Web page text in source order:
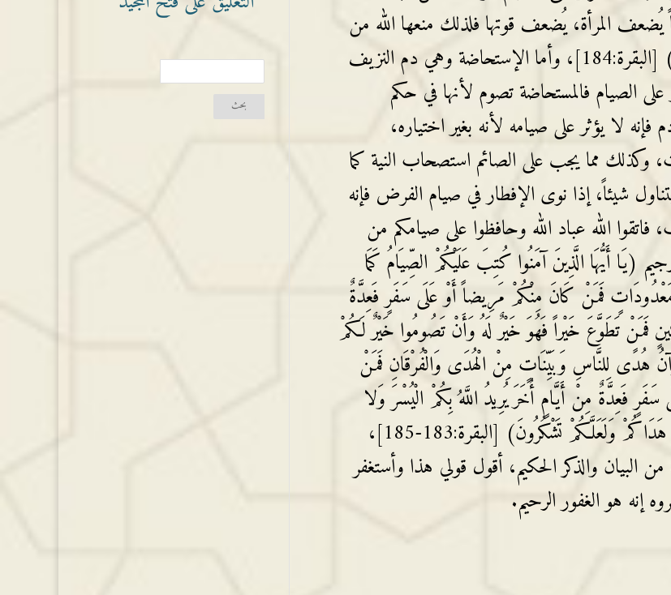
المرأة، يُضعف قوتها فلذلك منعها الله من
الصيام وأوجب عليه القضاء (فَعِدَّةٌ مِنْ أَيَّامٍ أُخَرَ) [البقرة:184]، وأما الإستحاضة وهي دم النزيف
الصيام فالمستحاضة تصوم لأنها في حكم
لا يؤثر على صيامه لأنه بغير اختياره،
وكذلك مما يجب على الصائم استصحاب النية كما
شيئاً، إذا نوى الإفطار في صيام الفرض فإنه
الله عباد الله وحافظوا على صيامكم من
(يَا أَيُّهَا الَّذِينَ آمَنُوا كُتِبَ عَلَيْكُمْ الصِّيَامُ كَمَا
فَمَنْ كَانَ مِنْكُمْ مَرِيضاً أَوْ عَلَى سَفَرٍ فَعِدَّةٌ
فَمَنْ تَطَوَّعَ خَيْراً فَهُوَ خَيْرٌ لَهُ وَأَنْ تَصُومُوا خَيْرٌ لَكُمْ
هُدًى لِلنَّاسِ وَبَيِّنَاتٍ مِنْ الْهُدَى وَالْفُرْقَانِ فَمَنْ
فَعِدَّةٌ مِنْ أَيَّامٍ أُخَرَ يُرِيدُ اللَّهُ بِكُمْ الْيُسْرَ وَلا
يُرِيدُ بِكُمْ الْعُسْرَ وَلِتُكْمِلُوا الْعِدَّةَ وَلِتُكَبِّرُوا اللَّهَ عَلَى مَا هَدَاكُمْ وَلَعَلَّكُمْ تَشْكُرُونَ) [البقرة:183-185]،
من البيان والذكر الحكيم، أقول قولي هذا وأستغفر
إنه هو الغفور الرحيم.